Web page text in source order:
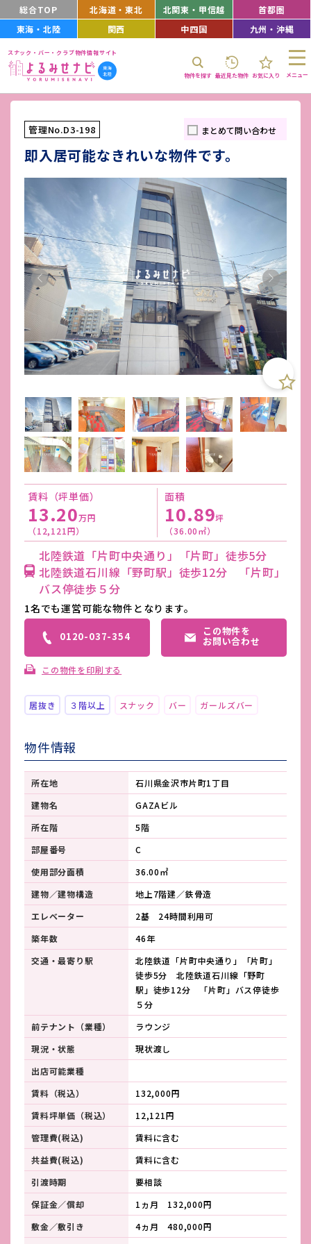
総合TOP 北海道・東北 北関東・甲信越
首都圏
東海・北陸
関西 中四国 九州・沖縄
スナック・バー・クラブ物件情報サイト
物件を探す 最近見た物件 お気に入り メニュー
管理No.D3-198 まとめて問い合わせ
即入居可能なきれいな物件です。
賃料（坪単価）
13.20万円
（12,121円）
面積
10.89坪
（36.00㎡）
北陸鉄道「片町中央通り」「片町」徒歩5分
北陸鉄道石川線「野町駅」徒歩12分 「片町」
バス停徒歩５分
1名でも運営可能な物件となります。
0120-037-354 この物件を
お問い合わせ
この物件を印刷する
居抜き ３階以上 スナック バー ガールズバー
物件情報
所在地
石川県金沢市片町1丁目
建物名
GAZAビル
所在階
5階
部屋番号
C
使用部分面積
36.00㎡
建物／建物構造
地上7階建／鉄骨造
エレベーター
2基 24時間利用可
築年数
46年
交通・最寄り駅
北陸鉄道「片町中央通り」「片町」
徒歩5分 北陸鉄道石川線「野町
駅」徒歩12分 「片町」バス停徒歩
５分
前テナント（業種）
ラウンジ
現況・状態
現状渡し
出店可能業種
賃料（税込）
132,000円
賃料坪単価（税込）
12,121円
管理費(税込)
賃料に含む
共益費(税込)
賃料に含む
引渡時期
要相談
保証金／償却
1ヵ月 132,000円
敷金／敷引き
4ヵ月 480,000円